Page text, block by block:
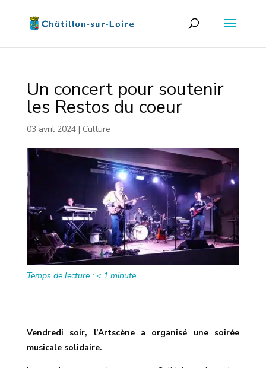
Un concert pour soutenir
les Restos du coeur
03 avril 2024| Culture
Temps de lecture : < 1 minute
Vendredi soir, l’Artscène a organisé une soirée
musicale solidaire.